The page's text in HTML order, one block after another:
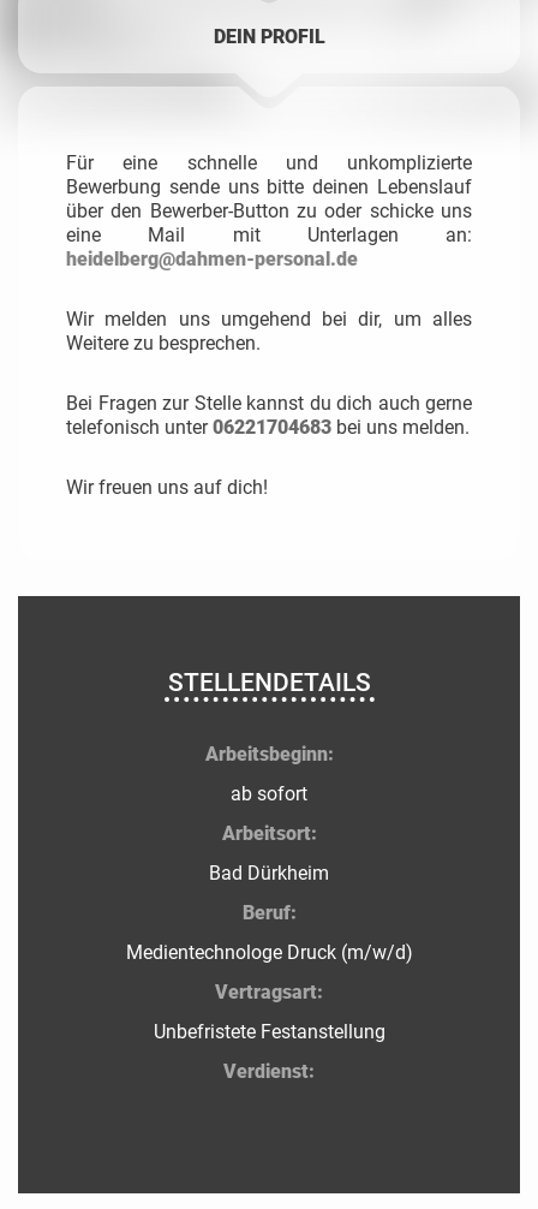
DEIN PROFIL
Für eine schnelle und unkomplizierte
Bewerbung sende uns bitte deinen Lebenslauf
über den Bewerber-Button zu oder schicke uns
eine Mail mit Unterlagen an:
heidelberg@dahmen-personal.de
Wir melden uns umgehend bei dir, um alles
Weitere zu besprechen.
Bei Fragen zur Stelle kannst du dich auch gerne
telefonisch unter 06221704683 bei uns melden.
Wir freuen uns auf dich!
STELLENDETAILS
Arbeitsbeginn:
ab sofort
Arbeitsort:
Bad Dürkheim
Beruf:
Medientechnologe Druck (m/w/d)
Vertragsart:
Unbefristete Festanstellung
Verdienst: